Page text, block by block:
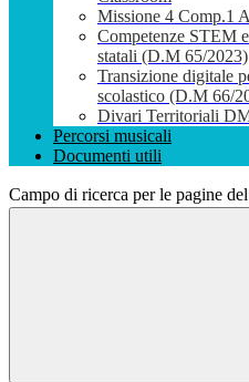
Missione 4 Comp.1
Competenze STEM
statali (D.M 65/2023)
Transizione digitale
scolastico (D.M 66/
Divari Territoriali
Percorsi musicali
Documenti utili
Campo di ricerca per le pagine